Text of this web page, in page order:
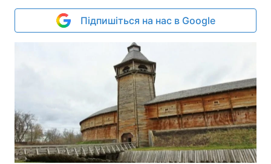
Підпишіться на нас в Google